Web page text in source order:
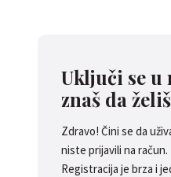
Uključi se u
znaš da
Zdravo! Čini se da
niste prijavili na
Registracija je brza i